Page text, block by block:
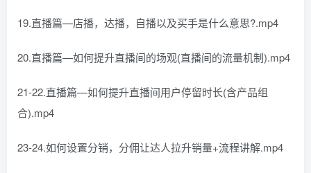
19.直播篇—店播，达播，自播以及买手是什么意思?.mp4
20.直播篇—如何提升直播间的场观(直播间的流量机制).mp4
21-22.直播篇—如何提升直播间用户停留时长(含产品组
合).mp4
23-24.如何设置分销，分佣让达人拉升销量+流程讲解.mp4